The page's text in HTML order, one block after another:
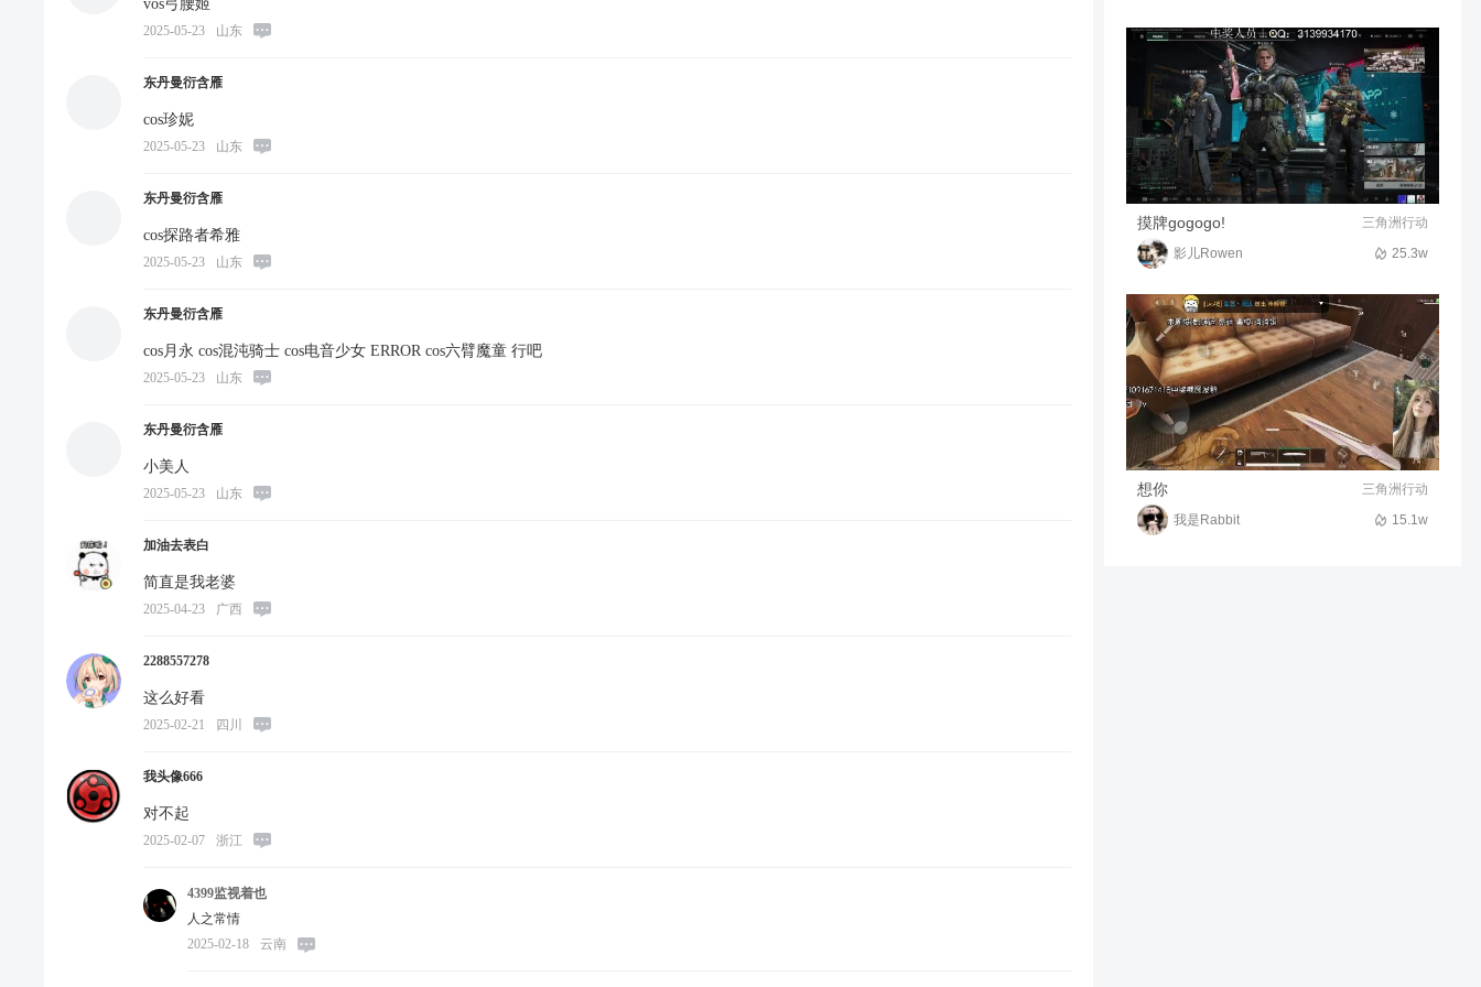
vos弓腰姬
2025-05-23 山东
东丹曼衍含雁
cos珍妮
2025-05-23 山东
东丹曼衍含雁
cos探路者希雅
2025-05-23 山东
东丹曼衍含雁
cos月永 cos混沌骑士 cos电音少女 ERROR cos六臂魔童 行吧
2025-05-23 山东
东丹曼衍含雁
小美人
2025-05-23 山东
加油去表白
简直是我老婆
2025-04-23 广西
2288557278
这么好看
2025-02-21 四川
我头像666
对不起
2025-02-07 浙江
4399监视着也
人之常情
2025-02-18
云南
00:32
【超燃混剪】pvz2超燃卡点视
频—『向日葵×双重射手』
2548
清风qfmw
00:18
我把炎魔咆哮娘化了?
3.6w
生死狙击大熊猫
04:57
【手游安利】元气全新活动-机
甲再临玩法上线！
3088
01:59
刺激战场：信号枪把空投箱打
上天？竟掉下来两把AWM！
387.5w
罗修修罗罗
00:16
我讨厌我的朋友敷衍我
108.7w
Una【淡盒】
最强配件武器诞生？
生死狙击大熊猫
三角洲行动
摸牌gogogo!
25.3w
影儿Rowen
三角洲行动
想你
15.1w
我是Rabbit